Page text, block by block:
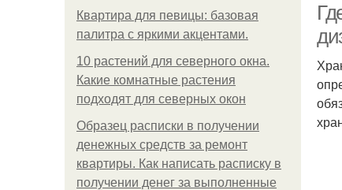
Квартира для певицы: базовая
палитра с яркими акцентами.
10 растений для северного окна.
Какие комнатные растения
подходят для северных окон
Образец расписки в получении
денежных средств за ремонт
квартиры. Как написать расписку в
получении денег за выполненные